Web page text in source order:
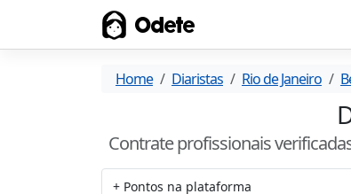
Odete
Home Diaristas Rio de Janeiro
Contrate profissionais